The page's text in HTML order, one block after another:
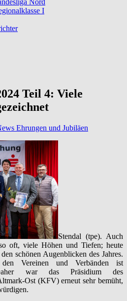
Nord
I
Teil 4: Viele
Ehrungen und Jubiläen
Stendal (tpe). Auch
oft, viele Höhen und Tiefen; heute
schönen Augenblicken des Jahres.
Vereinen und Verbänden ist
war das Präsidium des
Ost (KFV) erneut sehr bemüht,